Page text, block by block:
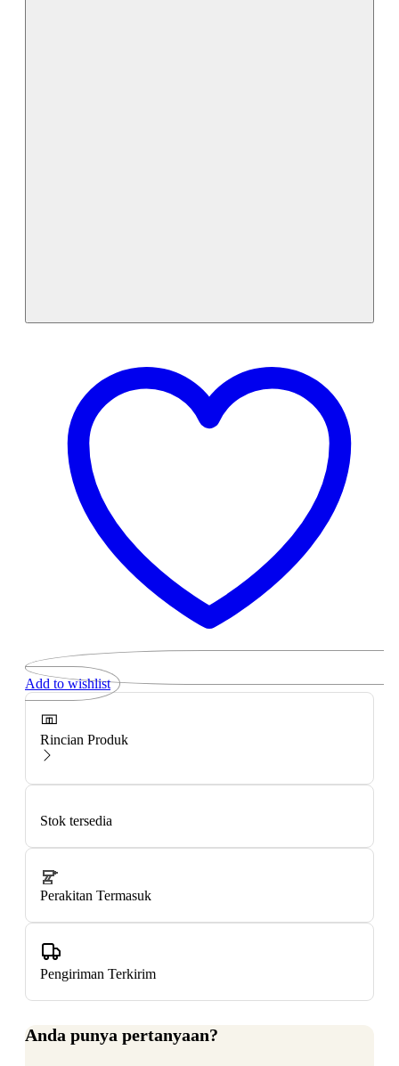
Add to wishlist
Rincian Produk
Stok tersedia
Perakitan Termasuk
Pengiriman Terkirim
Anda punya pertanyaan?